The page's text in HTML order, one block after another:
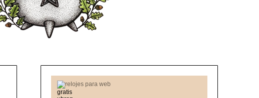
relojes para web